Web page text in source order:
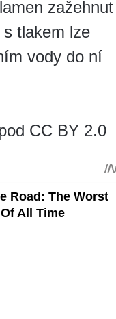
zažehnut
tlakem lze
vody do ní
CC BY 2.0